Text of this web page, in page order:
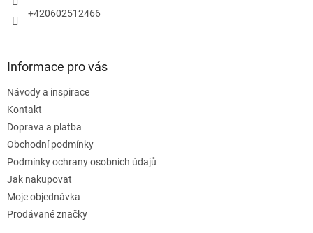
+420602512466
Informace pro vás
Návody a inspirace
Kontakt
Doprava a platba
Obchodní podmínky
Podmínky ochrany osobních údajů
Jak nakupovat
Moje objednávka
Prodávané značky